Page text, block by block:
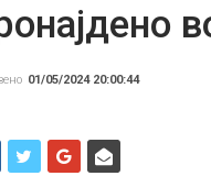
01/05/2024 20:00:44